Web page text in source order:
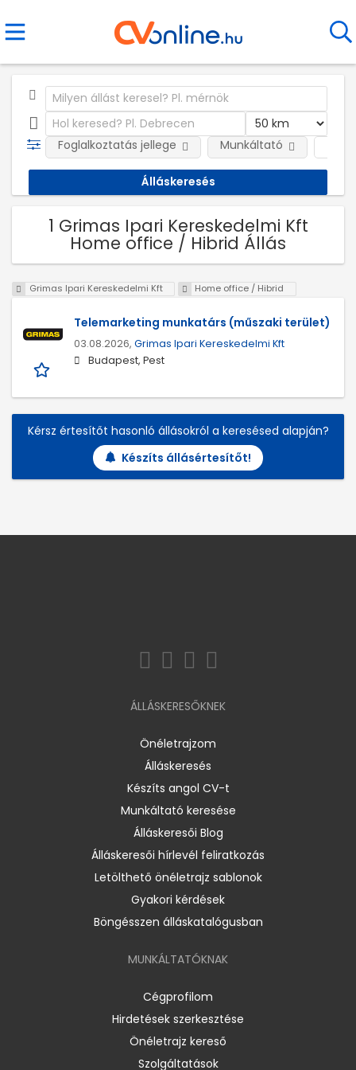
Foglalkoztatás jellege Munkáltató
1 Grimas Ipari Kereskedelmi Kft
Home office / Hibrid Állás
Grimas Ipari Kereskedelmi Kft Home office / Hibrid
Telemarketing munkatárs (műszaki terület)
03.08.2026, Grimas Ipari Kereskedelmi Kft
Budapest, Pest
Kérsz értesítőt hasonló állásokról a keresésed alapján?
Készíts állásértesítőt!
ÁLLÁSKERESŐKNEK
Önéletrajzom
Álláskeresés
Készíts angol CV-t
Munkáltató keresése
Álláskeresői Blog
Álláskeresői hírlevél feliratkozás
Letölthető önéletrajz sablonok
Gyakori kérdések
Böngésszen álláskatalógusban
MUNKÁLTATÓKNAK
Cégprofilom
Hirdetések szerkesztése
Önéletrajz kereső
Szolgáltatások